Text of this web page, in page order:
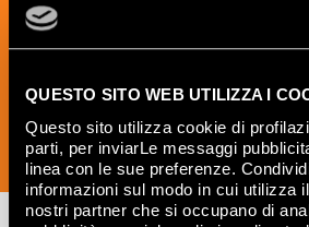
QUESTO SITO WEB UTILIZZA I
Questo sito utilizza cookie di
parti, per inviarLe messaggi
linea con le sue preferenze.
informazioni sul modo in cui utilizza
nostri partner che si occupano di
Keramik und des Interior
erhalten.
JETZT ABONNIEREN